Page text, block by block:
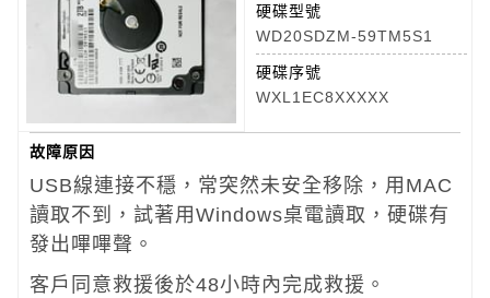
硬碟型號
WD20SDZM-59TM5S1
硬碟序號
WXL1EC8XXXXX
故障原因
USB線連接不穩，常突然未安全移除，用MAC
讀取不到，試著用Windows桌電讀取，硬碟有
發出嗶嗶聲。
客戶同意救援後於48小時內完成救援。